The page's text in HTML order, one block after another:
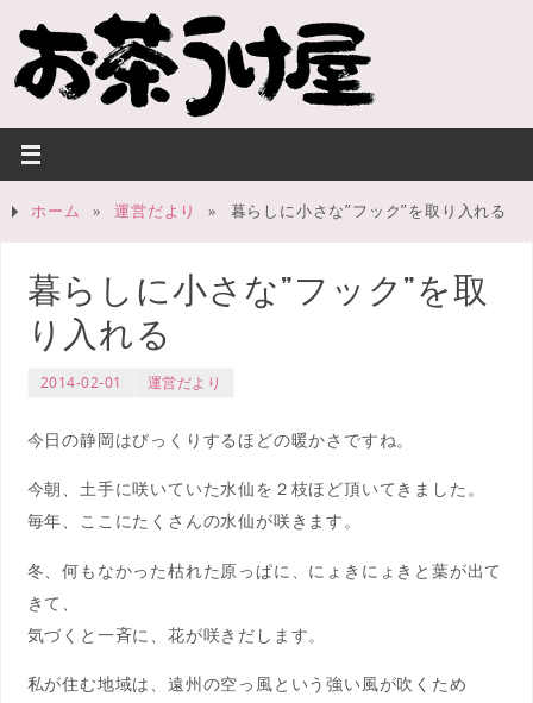
ホーム » 運営だより » 暮らしに小さな”フック”を取り入れる
暮らしに小さな”フック”を取
り入れる
2014-02-01 運営だより
今日の静岡はびっくりするほどの暖かさですね。
今朝、土手に咲いていた水仙を２枝ほど頂いてきました。
毎年、ここにたくさんの水仙が咲きます。
冬、何もなかった枯れた原っぱに、にょきにょきと葉が出て
きて、
気づくと一斉に、花が咲きだします。
私が住む地域は、遠州の空っ風という強い風が吹くため